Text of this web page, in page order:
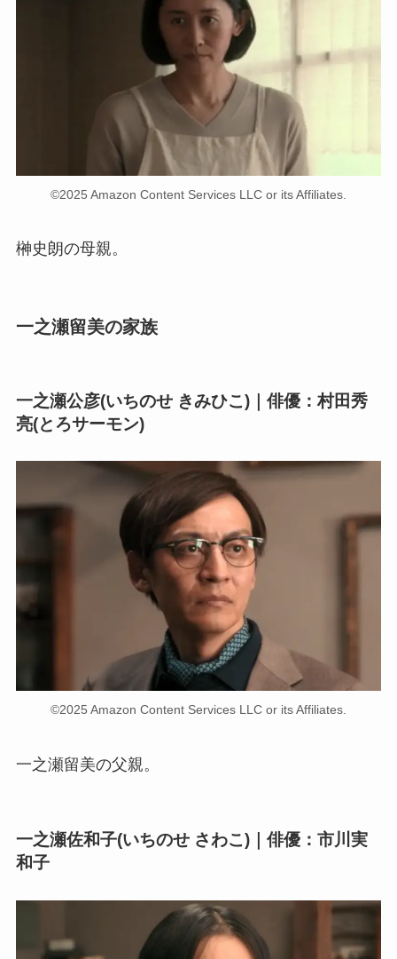
©2025 Amazon Content Services LLC or its Affiliates.
榊史朗の母親。
一之瀬留美の家族
一之瀬公彦(いちのせ きみひこ)｜俳優：村田秀
亮(とろサーモン)
©2025 Amazon Content Services LLC or its Affiliates.
一之瀬留美の父親。
一之瀬佐和子(いちのせ さわこ)｜俳優：市川実
和子